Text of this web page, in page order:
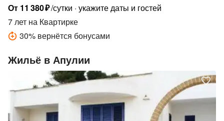
От 11 380₽/сутки укажите даты и гостей
7 лет на Квартирке
30% вернётся бонусами
Жильё в Апулии